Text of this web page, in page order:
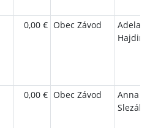
0,00 € Obec Závod
Adela
0,00 € Obec Závod
Anna